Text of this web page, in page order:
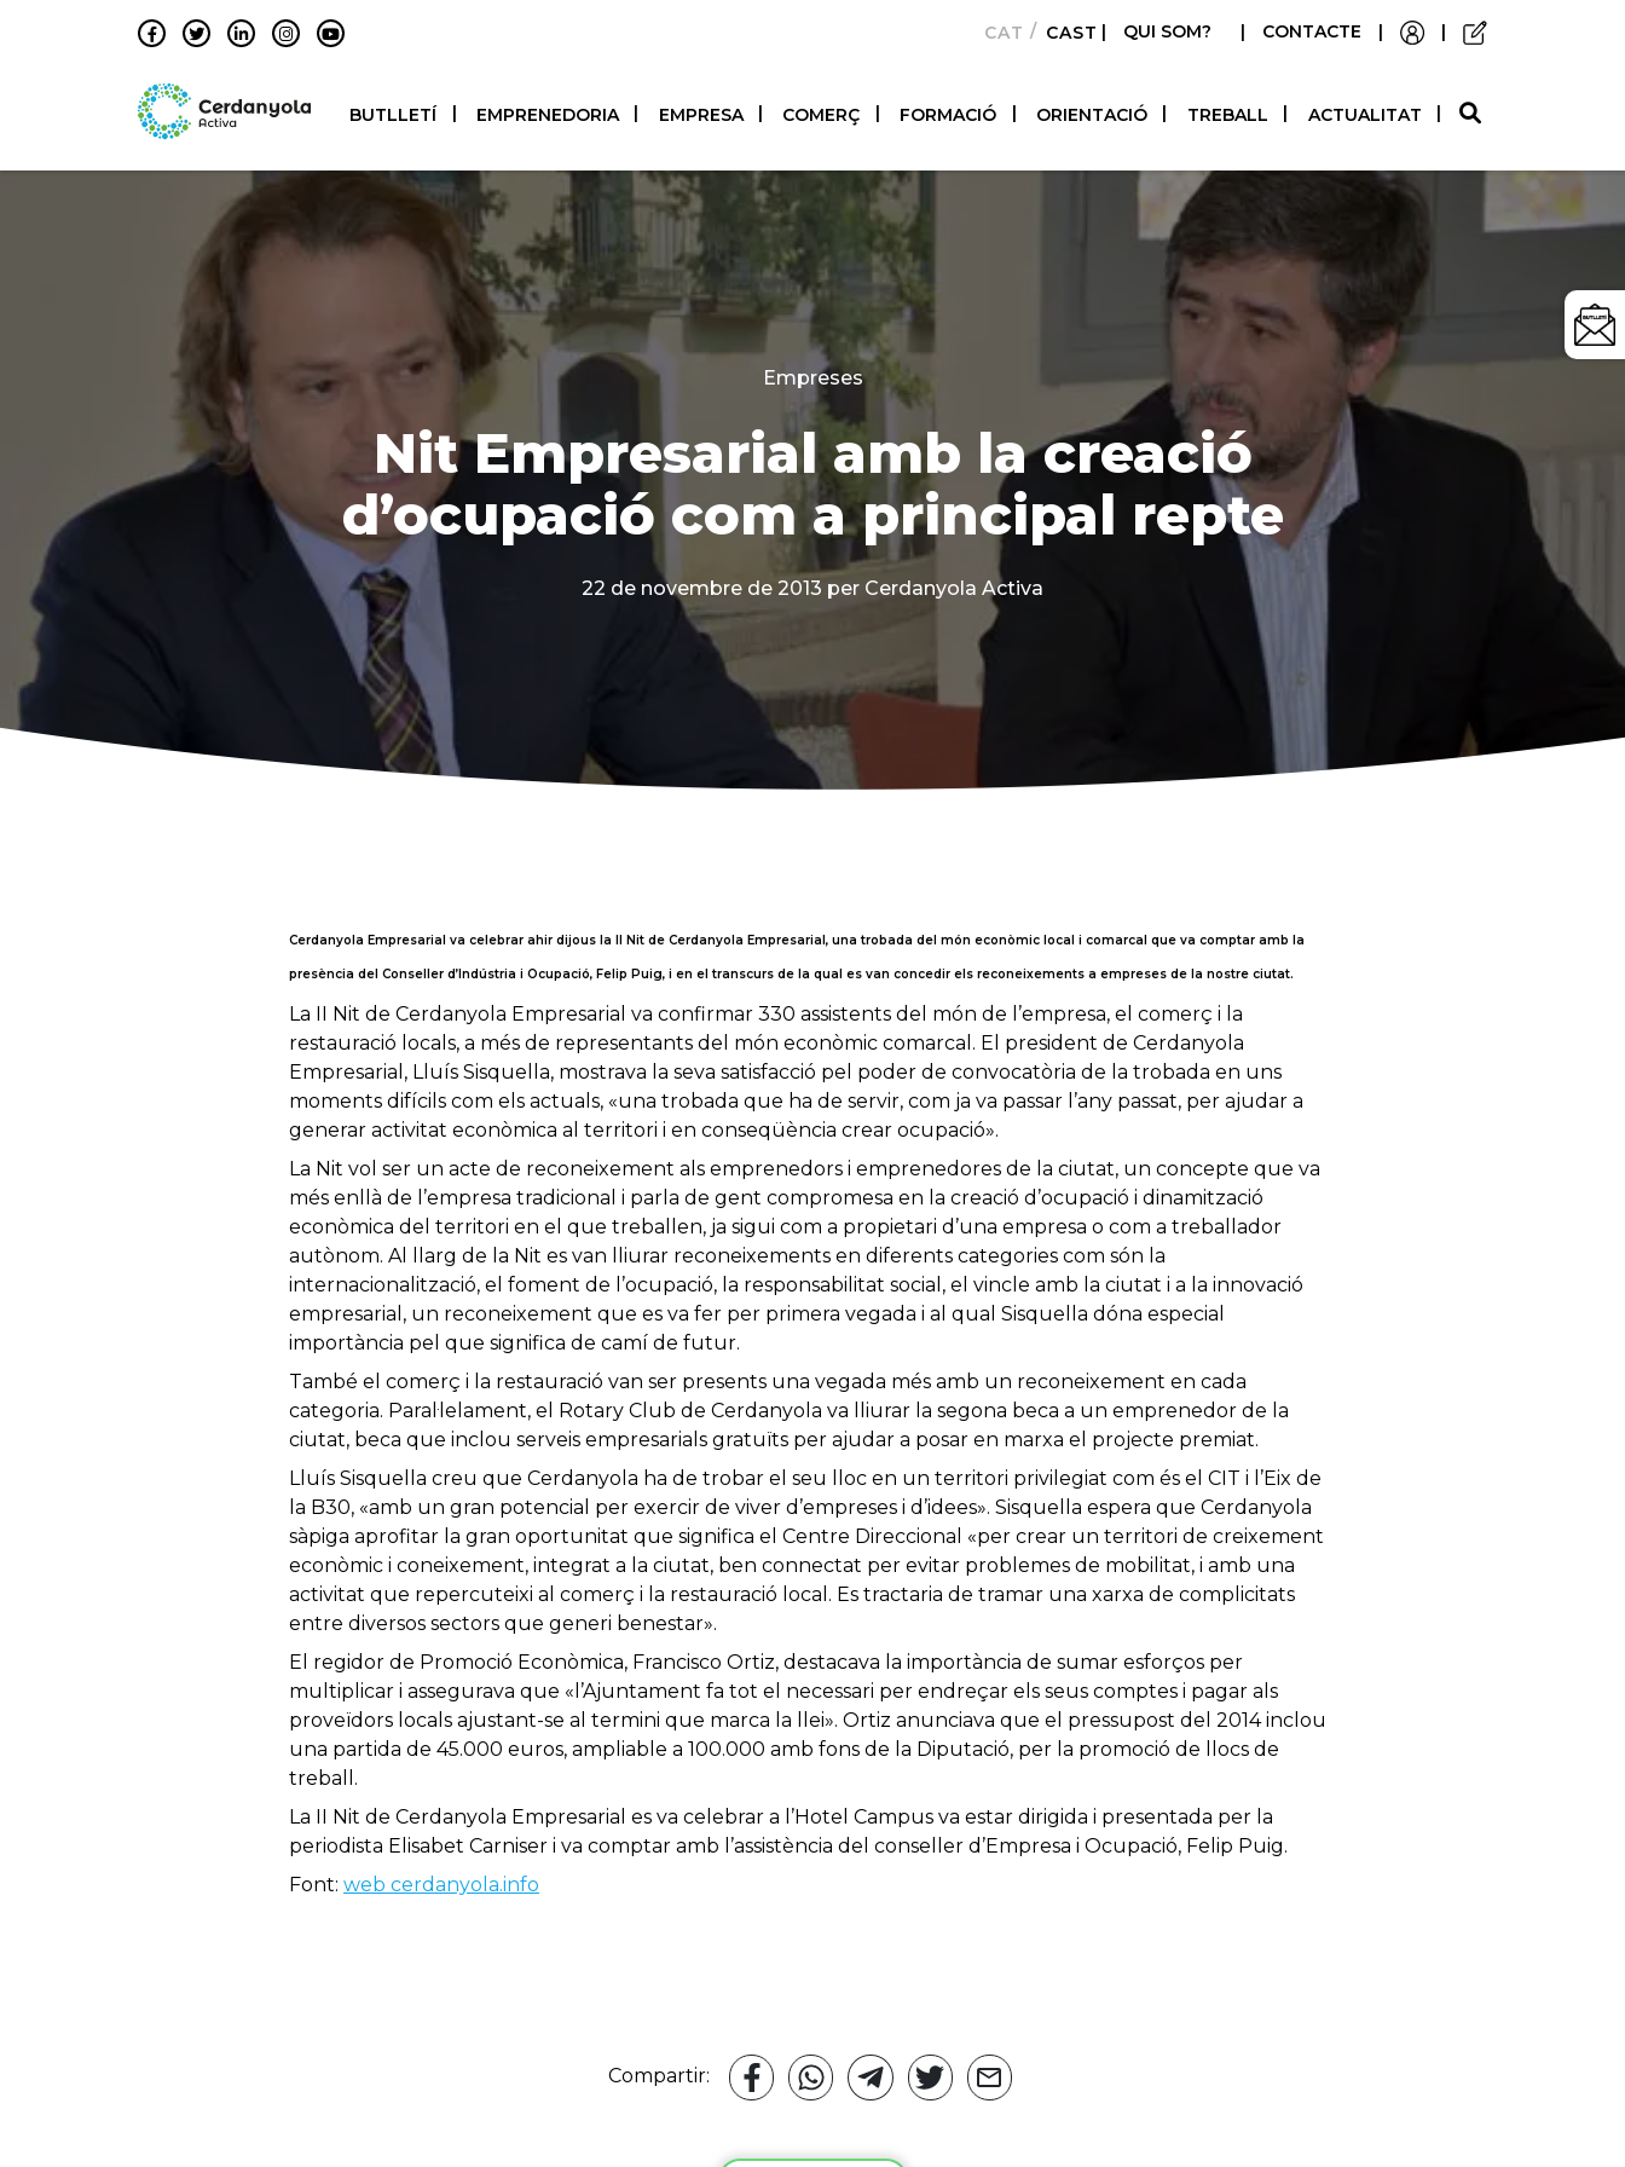
CATALÀCASTELLANO
| QUI SOM? | CONTACTE | |
BUTLLETÍ EMPRENEDORIA EMPRESA COMERÇ FORMACIÓ ORIENTACIÓ TREBALL ACTUALITAT
Categories
Empreses
Nit Empresarial amb la creació
d’ocupació com a principal repte
22 de novembre de 2013 per Cerdanyola Activa
Cerdanyola Empresarial va celebrar ahir dijous la II Nit de Cerdanyola Empresarial, una trobada del món econòmic local i comarcal que va comptar amb la
presència del Conseller d’Indústria i Ocupació, Felip Puig, i en el transcurs de la qual es van concedir els reconeixements a empreses de la nostre ciutat.
La II Nit de Cerdanyola Empresarial va confirmar 330 assistents del món de l’empresa, el comerç i la
restauració locals, a més de representants del món econòmic comarcal. El president de Cerdanyola
Empresarial, Lluís Sisquella, mostrava la seva satisfacció pel poder de convocatòria de la trobada en uns
moments difícils com els actuals, «una trobada que ha de servir, com ja va passar l’any passat, per ajudar a
generar activitat econòmica al territori i en conseqüència crear ocupació».
La Nit vol ser un acte de reconeixement als emprenedors i emprenedores de la ciutat, un concepte que va
més enllà de l’empresa tradicional i parla de gent compromesa en la creació d’ocupació i dinamització
econòmica del territori en el que treballen, ja sigui com a propietari d’una empresa o com a treballador
autònom. Al llarg de la Nit es van lliurar reconeixements en diferents categories com són la
internacionalització, el foment de l’ocupació, la responsabilitat social, el vincle amb la ciutat i a la innovació
empresarial, un reconeixement que es va fer per primera vegada i al qual Sisquella dóna especial
importància pel que significa de camí de futur.
També el comerç i la restauració van ser presents una vegada més amb un reconeixement en cada
categoria. Paral·lelament, el Rotary Club de Cerdanyola va lliurar la segona beca a un emprenedor de la
ciutat, beca que inclou serveis empresarials gratuïts per ajudar a posar en marxa el projecte premiat.
Lluís Sisquella creu que Cerdanyola ha de trobar el seu lloc en un territori privilegiat com és el CIT i l’Eix de
la B30, «amb un gran potencial per exercir de viver d’empreses i d’idees». Sisquella espera que Cerdanyola
sàpiga aprofitar la gran oportunitat que significa el Centre Direccional «per crear un territori de creixement
econòmic i coneixement, integrat a la ciutat, ben connectat per evitar problemes de mobilitat, i amb una
activitat que repercuteixi al comerç i la restauració local. Es tractaria de tramar una xarxa de complicitats
entre diversos sectors que generi benestar».
El regidor de Promoció Econòmica, Francisco Ortiz, destacava la importància de sumar esforços per
multiplicar i assegurava que «l’Ajuntament fa tot el necessari per endreçar els seus comptes i pagar als
proveïdors locals ajustant-se al termini que marca la llei». Ortiz anunciava que el pressupost del 2014 inclou
una partida de 45.000 euros, ampliable a 100.000 amb fons de la Diputació, per la promoció de llocs de
treball.
La II Nit de Cerdanyola Empresarial es va celebrar a l’Hotel Campus va estar dirigida i presentada per la
periodista Elisabet Carniser i va comptar amb l’assistència del conseller d’Empresa i Ocupació, Felip Puig.
Font: web cerdanyola.info
Compartir: